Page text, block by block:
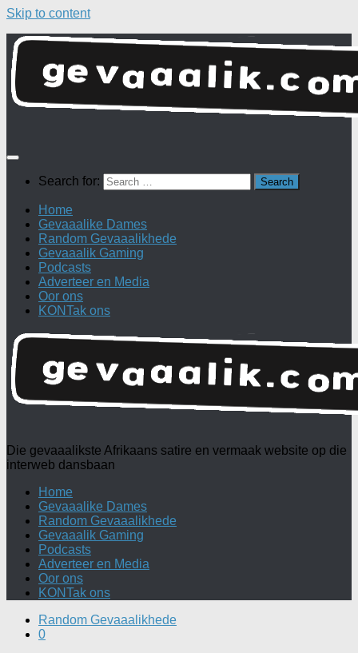
Skip to content
Search for:
Home
Gevaaalike Dames
Random Gevaaalikhede
Gevaaalik Gaming
Podcasts
Adverteer en Media
Oor ons
KONTak ons
Die gevaaalikste Afrikaans satire en vermaak website op die
interweb dansbaan
Home
Gevaaalike Dames
Random Gevaaalikhede
Gevaaalik Gaming
Podcasts
Adverteer en Media
Oor ons
KONTak ons
Random Gevaaalikhede
0